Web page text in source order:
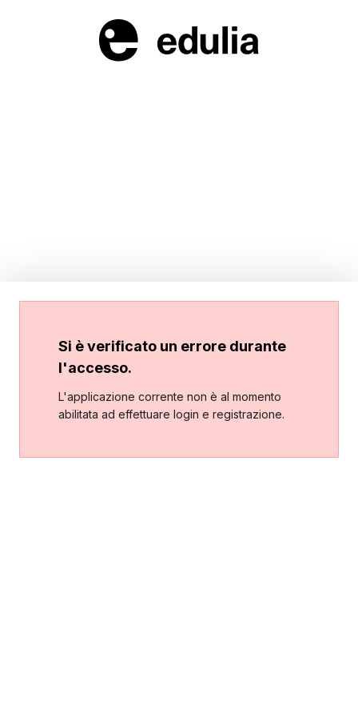
Si è verificato un errore durante
l'accesso.
L'applicazione corrente non è al momento
abilitata ad effettuare login e registrazione.